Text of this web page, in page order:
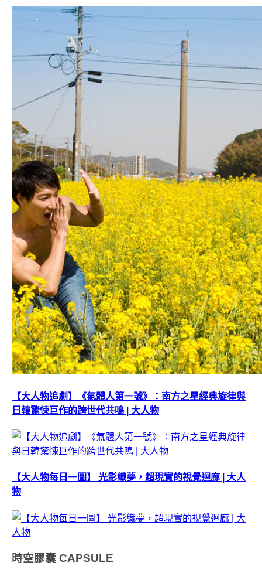
【大人物追劇】《氣體人第一號》：南方之星經典旋律與
日韓驚悚巨作的跨世代共鳴 | 大人物
【大人物每日一圖】 光影織夢，超現實的視覺迴廊 | 大人
物
時空膠囊 CAPSULE